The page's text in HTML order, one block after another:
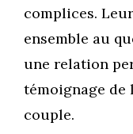
complices.
ensemble au
une relation
témoignage de
couple.